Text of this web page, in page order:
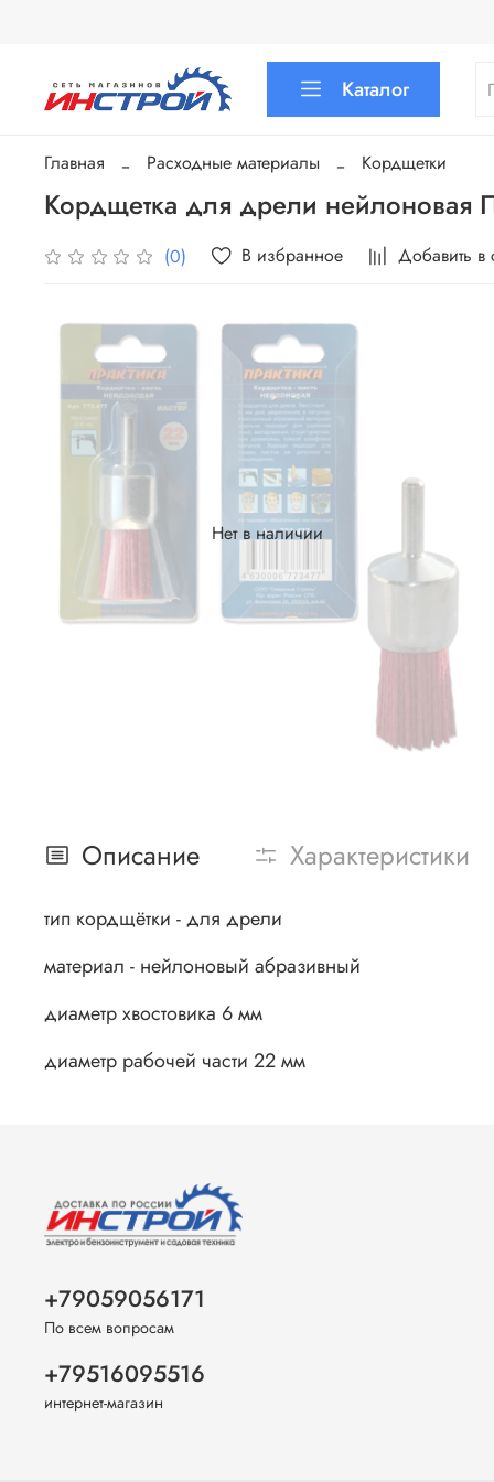
Каталог
Главная Расходные материалы Кордщетки
Кордщетка для дрели
(0) В избранное Добавить в
Нет в наличии
Описание Характеристики
тип кордщётки - для дрели
материал - нейлоновый абразивный
диаметр хвостовика 6 мм
диаметр рабочей части 22 мм
+79059056171
По всем вопросам
+79516095516
интернет-магазин